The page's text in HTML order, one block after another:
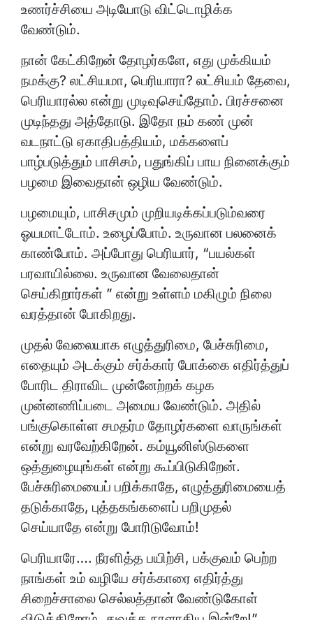
உணர்ச்சியை அடியோடு விட்டொழிக்க
வேண்டும்.
நான் கேட்கிறேன் தோழர்களே, எது முக்கியம்
நமக்கு? லட்சியமா, பெரியாரா? லட்சியம் தேவை,
பெரியாரல்ல என்று முடிவுசெய்தோம். பிரச்சனை
முடிந்தது அத்தோடு. இதோ நம் கண் முன்
வடநாட்டு ஏகாதிபத்தியம், மக்களைப்
பாழ்படுத்தும் பாசிசம், பதுங்கிப் பாய நினைக்கும்
பழமை இவைதான் ஒழிய வேண்டும்.
பழமையும், பாசிசமும் முறியடிக்கப்படும்வரை
ஓயமாட்டோம். உழைப்போம். உருவான பலனைக்
காண்போம். அப்போது பெரியார், “பயல்கள்
பரவாயில்லை. உருவான வேலைதான்
செய்கிறார்கள் ” என்று உள்ளம் மகிழும் நிலை
வரத்தான் போகிறது.
முதல் வேலையாக எழுத்துரிமை, பேச்சுரிமை,
எதையும் அடக்கும் சர்க்கார் போக்கை எதிர்த்துப்
போரிட திராவிட முன்னேற்றக் கழக
முன்னணிப்படை அமைய வேண்டும். அதில்
பங்குகொள்ள சமதர்ம தோழர்களை வாருங்கள்
என்று வரவேற்கிறேன். கம்யூனிஸ்டுகளை
ஒத்துழையுங்கள் என்று கூப்பிடுகிறேன்.
பேச்சுரிமையைப் பறிக்காதே, எழுத்துரிமையைத்
தடுக்காதே, புத்தகங்களைப் பறிமுதல்
செய்யாதே என்று போரிடுவோம்!
பெரியாரே…. நீரளித்த பயிற்சி, பக்குவம் பெற்ற
நாங்கள் உம் வழியே சர்க்காரை எதிர்த்து
சிறைச்சாலை செல்லத்தான் வேண்டுகோள்